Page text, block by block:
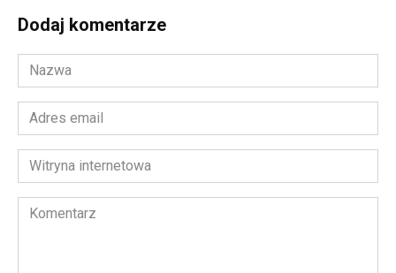
Dodaj komentarze
Nazwa
*
Adres
email
*Witryna
internetowa
Komentarz